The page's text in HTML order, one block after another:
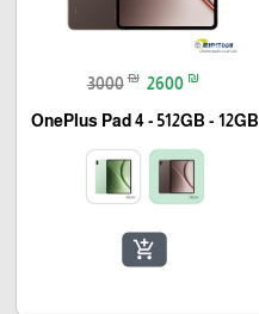
3000 ₪ 2600 ₪
OnePlus Pad 4 - 512GB - 12GB
add_shopping_cart